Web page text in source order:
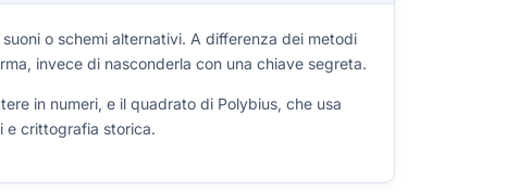
o schemi alternativi. A differenza dei metodi
invece di nasconderla con una chiave segreta.
in numeri, e il quadrato di Polybius, che usa
e crittografia storica.